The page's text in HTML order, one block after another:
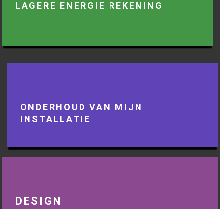
LAGERE ENERGIE REKENING
ONDERHOUD VAN MIJN
INSTALLATIE
DESIGN